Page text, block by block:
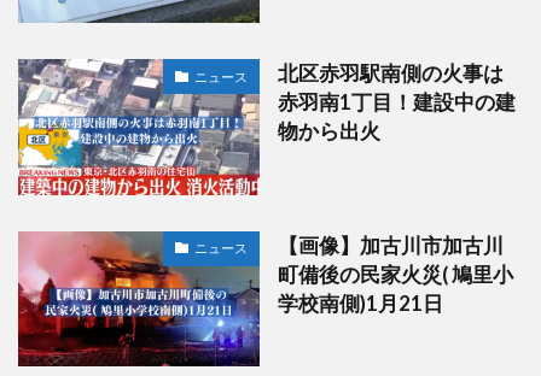
ニュース
北区赤羽駅南側の火事は
赤羽南1丁目！建設中の建
物から出火
ニュース
【画像】加古川市加古川
町備後の民家火災( 鳩里小
学校南側)1月21日